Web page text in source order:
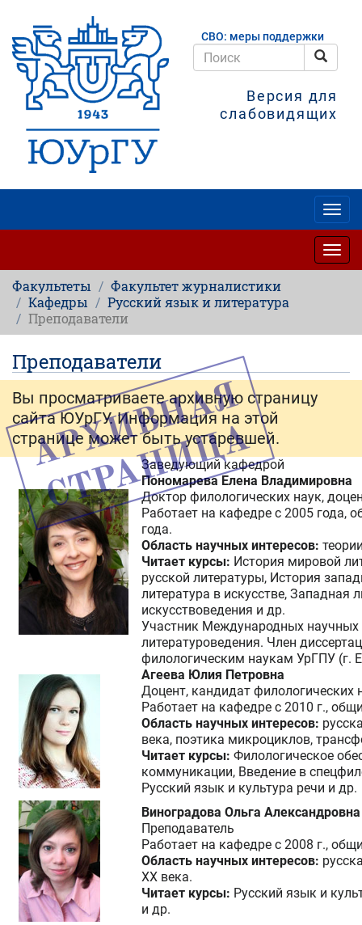
основному
содержанию
СВО: меры поддержки
Версия для
слабовидящих
Факультеты
Факультет журналистики
Кафедры
Русский язык и литература
Преподаватели
Преподаватели
Вы просматриваете архивную страницу
сайта ЮУрГУ. Информация на этой
странице может быть устаревшей.
Заведующий кафедрой
Пономарева Елена Владимировна
Доктор филологических наук,
Работает на кафедре с 2005 года,
года.
Область научных интересов:
Читает курсы: История мировой
русской литературы, История
литература в искусстве, Западная
искусствоведения и др.
Участник Международных
литературоведения. Член
филологическим наукам УрГПУ (г.
Агеева Юлия Петровна
Доцент, кандидат филологических
Работает на кафедре с 2010 г.,
Область научных интересов:
века, поэтика микроциклов,
Читает курсы:Филологическое
коммуникации, Введение в
Русский язык и культура речи и др.
Виноградова Ольга Александровна
Преподаватель
Работает на кафедре с 2008 г.,
Область научных интересов:
XX века.
Читает курсы: Русский язык и
и др.